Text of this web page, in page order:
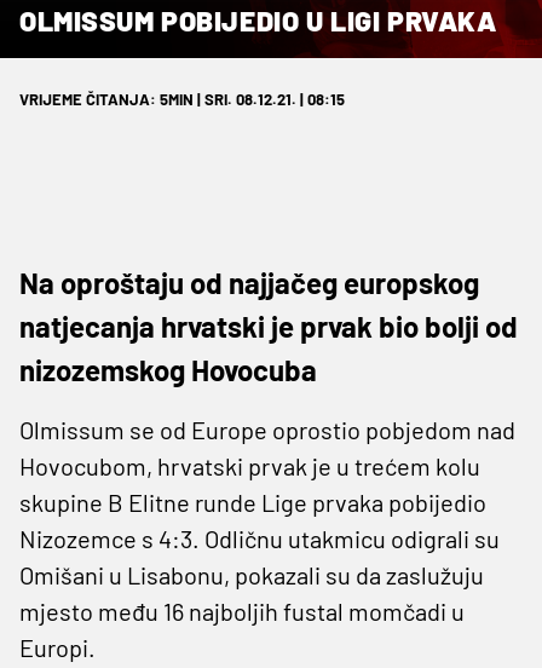
OLMISSUM POBIJEDIO U LIGI PRVAKA
VRIJEME ČITANJA: 5MIN | SRI. 08.12.21. | 08:15
Na oproštaju od najjačeg europskog
natjecanja hrvatski je prvak bio bolji od
nizozemskog Hovocuba
Olmissum se od Europe oprostio pobjedom nad
Hovocubom, hrvatski prvak je u trećem kolu
skupine B Elitne runde Lige prvaka pobijedio
Nizozemce s 4:3. Odličnu utakmicu odigrali su
Omišani u Lisabonu, pokazali su da zaslužuju
mjesto među 16 najboljih fustal momčadi u
Europi.